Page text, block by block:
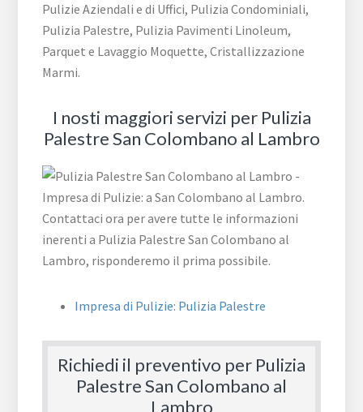
Pulizie Aziendali e di Uffici, Pulizia Condominiali,
Pulizia Palestre, Pulizia Pavimenti Linoleum,
Parquet e Lavaggio Moquette, Cristallizzazione
Marmi.
I nosti maggiori servizi per Pulizia
Palestre San Colombano al Lambro
Impresa di Pulizie: Pulizia Palestre
Richiedi il preventivo per Pulizia
Palestre San Colombano al
Lambro